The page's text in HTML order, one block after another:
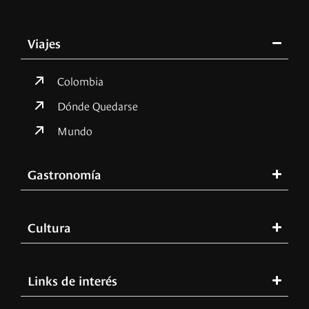
Viajes
Colombia
Dónde Quedarse
Mundo
Gastronomía
Cultura
Links de interés